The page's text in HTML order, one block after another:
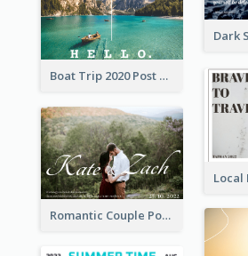
Boat Trip 2020 Post Card
Romantic Couple Post Card